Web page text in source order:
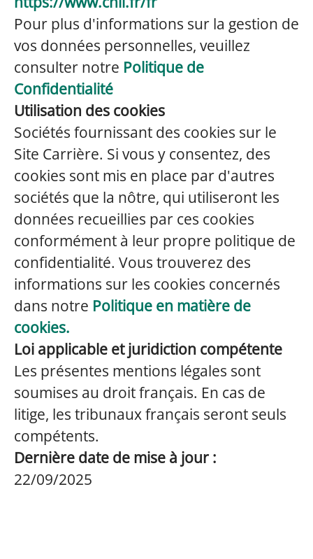
Pour plus d'informations sur la gestion de
vos données personnelles, veuillez
consulter notre Politique de
Confidentialité
Utilisation des cookies
Sociétés fournissant des cookies sur le
Site Carrière. Si vous y consentez, des
cookies sont mis en place par d'autres
sociétés que la nôtre, qui utiliseront les
données recueillies par ces cookies
conformément à leur propre politique de
confidentialité. Vous trouverez des
informations sur les cookies concernés
dans notre Politique en matière de
cookies.
Loi applicable et juridiction compétente
Les présentes mentions légales sont
soumises au droit français. En cas de
litige, les tribunaux français seront seuls
compétents.
Dernière date de mise à jour :
22/09/2025